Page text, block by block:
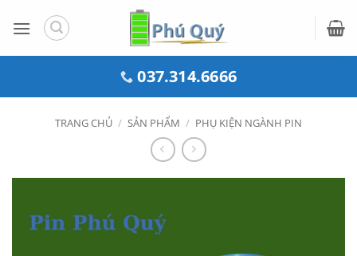
qua
037.314.6666
TRANG CHỦ / SẢN PHẨM / PHỤ KIỆN NGÀNH PIN